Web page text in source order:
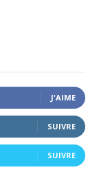
J'AIME
SUIVRE
SUIVRE